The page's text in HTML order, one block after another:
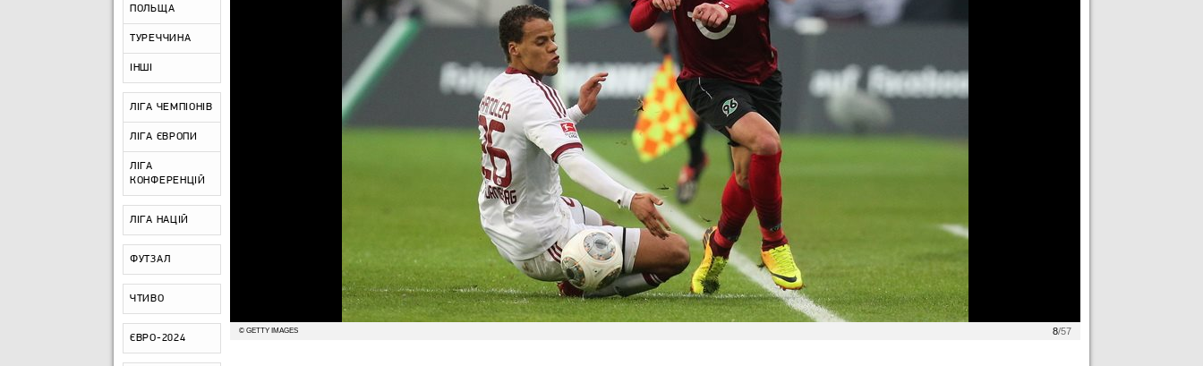
ПОЛЬЩА
ТУРЕЧЧИНА
ІНШІ
ЛІГА ЧЕМПІОНІВ
ЛІГА ЄВРОПИ
ЛІГА
КОНФЕРЕНЦІЙ
ЛІГА НАЦІЙ
ФУТЗАЛ
ЧТИВО
ЄВРО-2024
8/57
© GETTY IMAGES